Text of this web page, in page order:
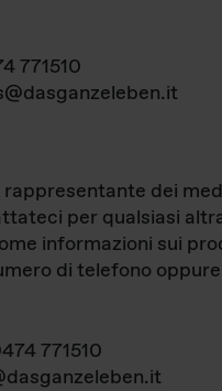
771510
rappresentante dei
per qualsiasi
informazioni sui
di telefono
771510